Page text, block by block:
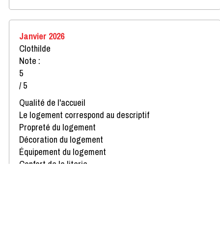
Janvier 2026
Clothilde
Note :
5
/ 5
Qualité de l'accueil
Le logement correspond au descriptif
Propreté du logement
Décoration du logement
Équipement du logement
Confort de la literie